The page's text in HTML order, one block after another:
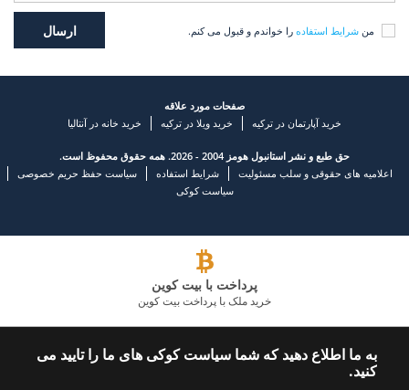
من شرایط استفاده را خواندم و قبول می کنم.
صفحات مورد علاقه
خرید آپارتمان در ترکیه
خرید ویلا در ترکیه خرید خانه در آنتالیا
حق طبع و نشر استانبول هومز 2004 - 2026. همه حقوق محفوظ است.
اعلامیه های حقوقی و سلب مسئولیت
شرایط استفاده
سیاست حفظ حریم خصوصی
سیاست کوکی
پرداخت با بیت کوین
خرید ملک با پرداخت بیت کوین
شرکت املاک و مستغلات پیشرو
با ما تماس بگیرید
به ما اطلاع دهید که شما سیاست کوکی های ما را تایید می
کنید.